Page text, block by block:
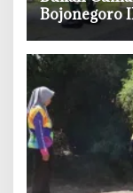
Bojonegoro
Tembakau